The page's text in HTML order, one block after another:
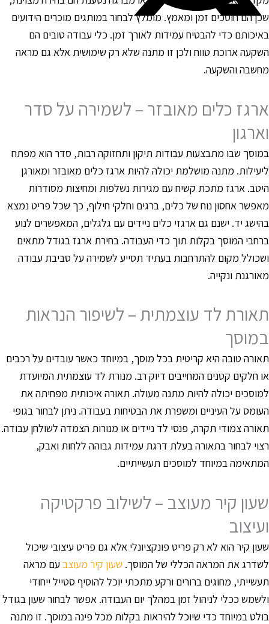
הם חוסכים זמן ומאמץ. מומלץ לבחור במותגים מוכרים הידועים
כדי להבטיח עמידות לאורך זמן. כלי עבודה טובים הם
ארוכת טווח ולכן זו מתנה שלא רק שימושית אלא גם מראה
והשקעה.
כלים מאובזר – לשמירה על סדר
שבו מתבצעות עבודות תיקון ותחזוקה רבות, סדר הוא מפתח
מתנה מושלמת יכולה להיות ארגז כלים מאובזר ומאורגן
ארגז מתכת קשיח עם מגירות נשלפות ומחיצות מסודרות
אחסון נוח של כלים, ברגים וחלקי חילוף, כך שכל פריט נמצא
יד. ישנם גם ארגזי כלים ניידים עם גלגלים, המאפשרים לנוע
המוסך בקלות תוך כדי העבודה. בחירת ארגז בגודל מתאים
מקום להתרחבות בעתיד תסייע לשמירה על סביבת עבודה
ונקייה.
לד עוצמתית – לשיפור הנראות
טובה היא קריטית בכל מוסך, במיוחד כאשר עובדים על רכבים
חלקים קטנים המחייבים דיוק רב. מנורת לד עוצמתית המיועדת
יכולה להיות מתנה מעולה. תאורה איכותית מפחיתה את
על העיניים ומשפרת את הבטיחות בעבודה. ניתן לבחור בגופי
צמודי תקרה, פנסי לד ניידים או מנורות הצמדה לשולחן עבודה.
לבחור בתאורה בעלת דרגת עמידות גבוהה ללחות ואבק,
במיוחד למוסכים תעשייתיים.
קיר מעוצב – לשילוב פרקטיקה
קיר הוא לא רק פריט פונקציונלי אלא גם פריט עיצובי שיכול
את המראה הכללי של המוסך. שעון קיר מעוצבעם מראה
מחוגים ברורים ורקע מתכתי יוכל להוסיף סטייל ייחודי
ככלי לניהול זמן במהלך יום העבודה. אפשר לבחור שעון בגודל
במיוחד כדי שיוכל להיראות בקלות מכל פינה במוסך. זו מתנה